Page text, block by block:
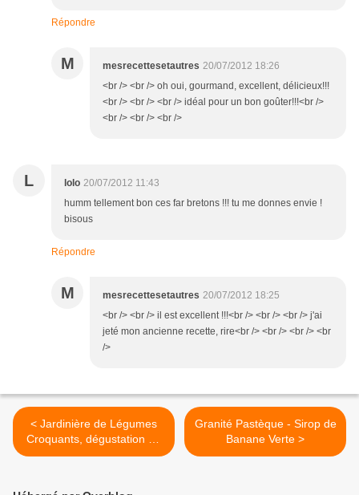
Répondre
M mesrecettesetautres 20/07/2012 18:26
<br /> <br /> oh oui, gourmand, excellent, délicieux!!!
<br /> <br /> <br /> idéal pour un bon goûter!!!<br />
<br /> <br /> <br />
L lolo 20/07/2012 11:43
humm tellement bon ces far bretons !!! tu me donnes envie !
bisous
Répondre
M mesrecettesetautres 20/07/2012 18:25
<br /> <br /> il est excellent !!!<br /> <br /> <br /> j'ai
jeté mon ancienne recette, rire<br /> <br /> <br /> <br
/>
< Jardinière de Légumes
Croquants, dégustation de
la Bière Piste Noire
Granité Pastèque - Sirop de
Banane Verte >